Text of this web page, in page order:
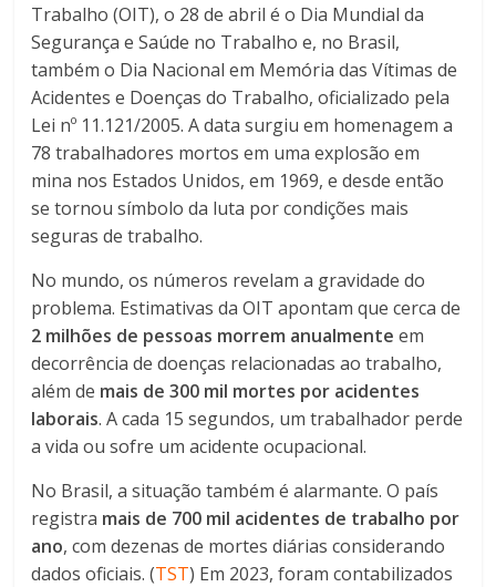
Trabalho (OIT), o 28 de abril é o Dia Mundial da
Segurança e Saúde no Trabalho e, no Brasil,
também o Dia Nacional em Memória das Vítimas de
Acidentes e Doenças do Trabalho, oficializado pela
Lei nº 11.121/2005. A data surgiu em homenagem a
78 trabalhadores mortos em uma explosão em
mina nos Estados Unidos, em 1969, e desde então
se tornou símbolo da luta por condições mais
seguras de trabalho.
No mundo, os números revelam a gravidade do
problema. Estimativas da OIT apontam que cerca de
2 milhões de pessoas morrem anualmente em
decorrência de doenças relacionadas ao trabalho,
além de mais de 300 mil mortes por acidentes
laborais. A cada 15 segundos, um trabalhador perde
a vida ou sofre um acidente ocupacional.
No Brasil, a situação também é alarmante. O país
registra mais de 700 mil acidentes de trabalho por
ano, com dezenas de mortes diárias considerando
dados oficiais. (TST) Em 2023, foram contabilizados